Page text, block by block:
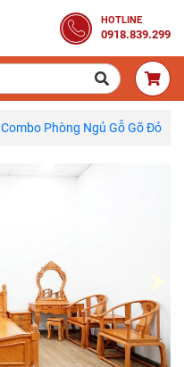
HOTLINE
0918.839.299
Combo Phòng Ngủ Gỗ Gõ Đỏ